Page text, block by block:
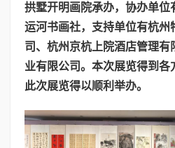
拱墅开明画院承办，协办单位
运河书画社，支持单位有杭州
司、杭州京杭上院酒店管理有
业有限公司。本次展览得到各
此次展览得以顺利举办。